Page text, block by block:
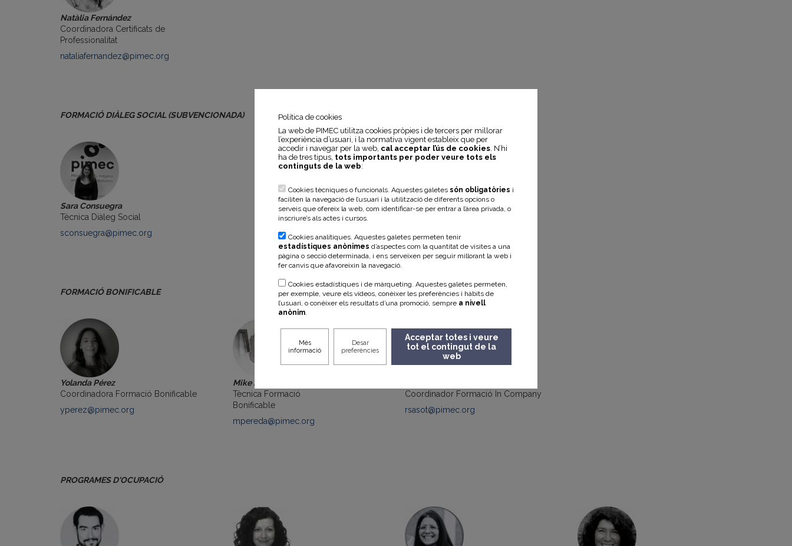
Natàlia Fernández
Coordinadora Certificats de
Professionalitat
nataliafernandez@pimec.org
FORMACIÓ DIÀLEG SOCIAL (SUBVENCIONADA)
Sara Consuegra
Tècnica Diàleg Social
sconsuegra@pimec.org
FORMACIÓ BONIFICABLE
Yolanda Pérez
Coordinadora Formació Bonificable
yperez@pimec.org
Mike Pereda
Tècnica Formació
Bonificable
mpereda@pimec.org
Coordinador Formació In Company
rsasot@pimec.org
PROGRAMES D'OCUPACIÓ
Política de cookies
La web de PIMEC utilitza cookies pròpies i de tercers per millorar
l’experiència d’usuari, i la normativa vigent estableix que per
accedir i navegar per la web, cal acceptar l’ús de cookies. N’hi
ha de tres tipus, tots importants per poder veure tots els
continguts de la web:
Cookies tècniques o funcionals. Aquestes galetes són obligatòries i
faciliten la navegació de l’usuari i la utilització de diferents opcions o
serveis que ofereix la web, com identificar-se per entrar a l’àrea privada, o
inscriure’s als actes i cursos.
Cookies analítiques. Aquestes galetes permeten tenir
estadístiques anònimes d’aspectes com la quantitat de visites a una
pàgina o secció determinada, i ens serveixen per seguir millorant la web i
fer canvis que afavoreixin la navegació.
Cookies estadístiques i de màrqueting. Aquestes galetes permeten,
per exemple, veure els vídeos, conèixer les preferències i hàbits de
l’usuari, o conèixer els resultats d’una promoció, sempre a nivell
anònim.
Més
informació
Desar
preferències
Acceptar totes i veure
tot el contingut de la
web